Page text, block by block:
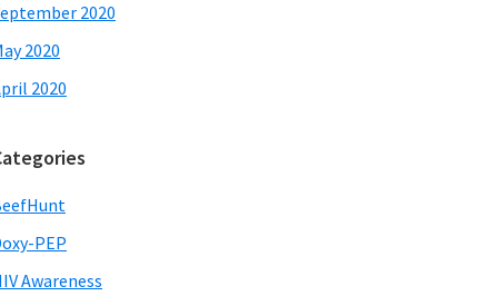
2020
2020
2020
PEP
Awareness